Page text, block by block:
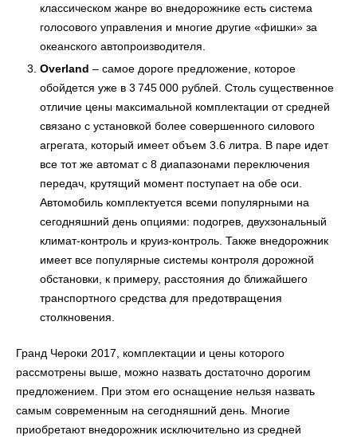
классическом жанре во внедорожнике есть система
голосового управления и многие другие «фишки» за
океанского автопроизводителя.
Overland – самое дороге предложение, которое
обойдется уже в 3 745 000 рублей. Столь существенное
отличие цены максимальной комплектации от средней
связано с установкой более совершенного силового
агрегата, который имеет объем 3.6 литра. В паре идет
все тот же автомат с 8 диапазонами переключения
передач, крутящий момент поступает на обе оси.
Автомобиль комплектуется всеми популярными на
сегодняшний день опциями: подогрев, двухзональный
климат-контроль и круиз-контроль. Также внедорожник
имеет все популярные системы контроля дорожной
обстановки, к примеру, расстояния до ближайшего
транспортного средства для предотвращения
столкновения.
Гранд Чероки 2017, комплектации и цены которого
рассмотрены выше, можно назвать достаточно дорогим
предложением. При этом его оснащение нельзя назвать
самым современным на сегодняшний день. Многие
приобретают внедорожник исключительно из средней